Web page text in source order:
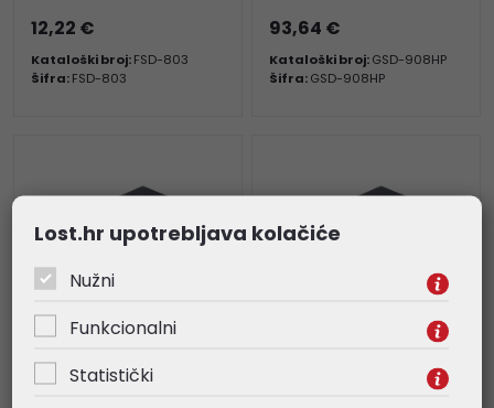
12,22 €
Kataloški broj:FSD-803
Šifra:FSD-803
93,64 €
Kataloški broj:GSD-908HP
Šifra:GSD-908HP
PLANET Media optički
PLANET Media optički
Lost.hr upotrebljava kolačiće
Nužni
Funkcionalni
Statistički